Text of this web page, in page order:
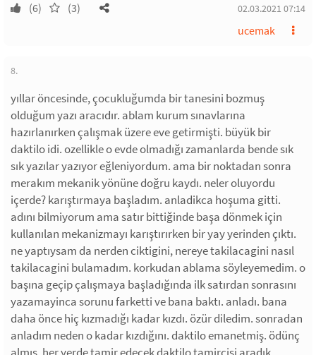
(6) (3) 02.03.2021 07:14
ucemak
8.
yıllar öncesinde, çocukluğumda bir tanesini bozmuş
olduğum yazı aracıdır. ablam kurum sınavlarına
hazırlanırken çalışmak üzere eve getirmişti. büyük bir
daktilo idi. ozellikle o evde olmadığı zamanlarda bende sık
sık yazılar yazıyor eğleniyordum. ama bir noktadan sonra
merakım mekanik yönüne doğru kaydı. neler oluyordu
içerde? karıştırmaya başladım. anladikca hoşuma gitti.
adını bilmiyorum ama satır bittiğinde başa dönmek için
kullanılan mekanizmayı karıştırırken bir yay yerinden çıktı.
ne yaptıysam da nerden ciktigini, nereye takilacagini nasıl
takilacagini bulamadım. korkudan ablama söyleyemedim. o
başına geçip çalışmaya başladığında ilk satırdan sonrasını
yazamayinca sorunu farketti ve bana baktı. anladı. bana
daha önce hiç kızmadığı kadar kızdı. özür diledim. sonradan
anladım neden o kadar kızdığını. daktilo emanetmiş. ödünç